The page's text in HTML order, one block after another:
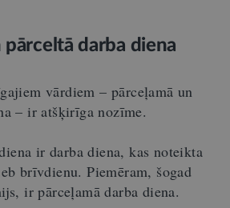
pārceltā darba diena
vārdiem – pārceļamā un
– ir atšķirīga nozīme.
ir darba diena, kas noteikta
brīvdienu. Piemēram, šogad
ir pārceļamā darba diena.